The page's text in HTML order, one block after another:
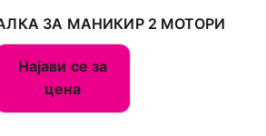
ЗА МАНИКИР 2 МОТОРИ
Најави се за
цена